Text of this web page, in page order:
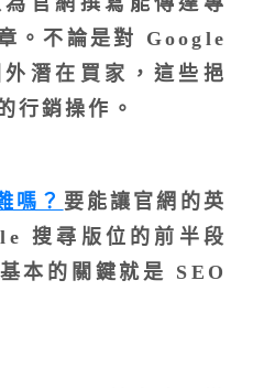
。不論是對 Google
潛在買家，這些挹
行銷操作。
嗎？ 要能讓官網的英
搜尋版位的前半段
本的關鍵就是 SEO